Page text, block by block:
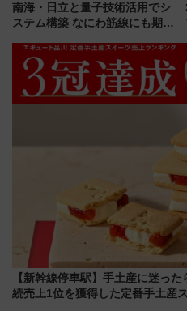
南海・日立と量子技術活用でシ
ステム構築 なにわ筋線にも期待
【新幹線停車駅】手土産に迷っ
続売上1位を獲得した定番手土産